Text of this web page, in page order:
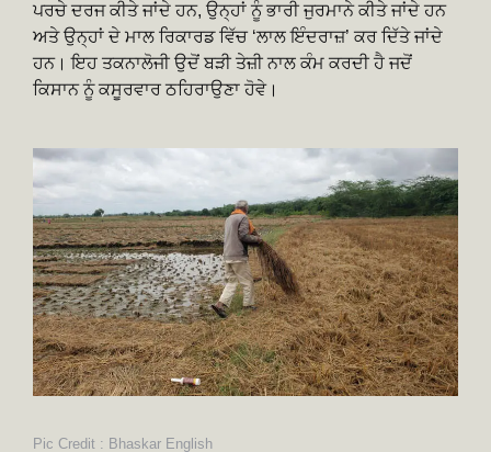
ਪਰਚੇ ਦਰਜ ਕੀਤੇ ਜਾਂਦੇ ਹਨ, ਉਨ੍ਹਾਂ ਨੂੰ ਭਾਰੀ ਜੁਰਮਾਨੇ ਕੀਤੇ ਜਾਂਦੇ ਹਨ
ਅਤੇ ਉਨ੍ਹਾਂ ਦੇ ਮਾਲ ਰਿਕਾਰਡ ਵਿੱਚ ‘ਲਾਲ ਇੰਦਰਾਜ਼’ ਕਰ ਦਿੱਤੇ ਜਾਂਦੇ
ਹਨ। ਇਹ ਤਕਨਾਲੋਜੀ ਉਦੋਂ ਬੜੀ ਤੇਜ਼ੀ ਨਾਲ ਕੰਮ ਕਰਦੀ ਹੈ ਜਦੋਂ
ਕਿਸਾਨ ਨੂੰ ਕਸੂਰਵਾਰ ਠਹਿਰਾਉਣਾ ਹੋਵੇ।
Pic Credit : Bhaskar English